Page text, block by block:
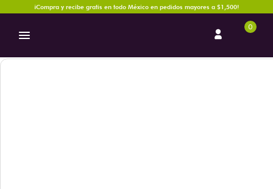
¡Compra y recibe gratis en todo México en pedidos mayores a $1,500!
0